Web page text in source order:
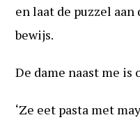
en laat de puzzel
bewijs.
De dame naast me is
‘Ze eet pasta met